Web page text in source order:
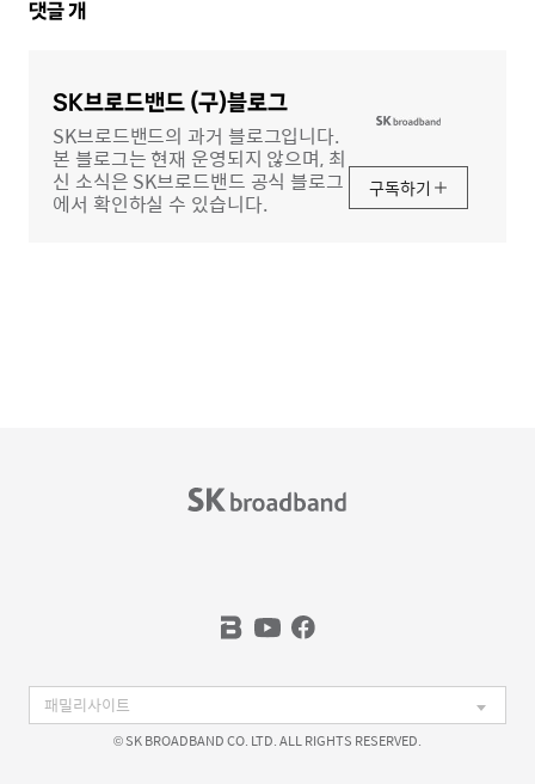
댓
댓글개
SK브로드밴드 (구)블로그
SK브로드밴드의 과거 블로그입니다.
본 블로그는 현재 운영되지 않으며, 최
신 소식은 SK브로드밴드 공식 블로그
에서 확인하실 수 있습니다.
구독하기
© SK BROADBAND CO. LTD. ALL RIGHTS RESERVED.